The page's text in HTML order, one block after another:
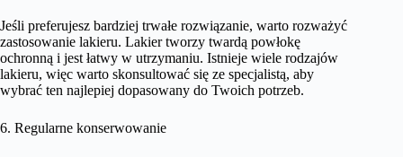
Jeśli preferujesz bardziej trwałe rozwiązanie, warto rozważyć
zastosowanie lakieru. Lakier tworzy twardą powłokę
ochronną i jest łatwy w utrzymaniu. Istnieje wiele rodzajów
lakieru, więc warto skonsultować się ze specjalistą, aby
wybrać ten najlepiej dopasowany do Twoich potrzeb.
6. Regularne konserwowanie